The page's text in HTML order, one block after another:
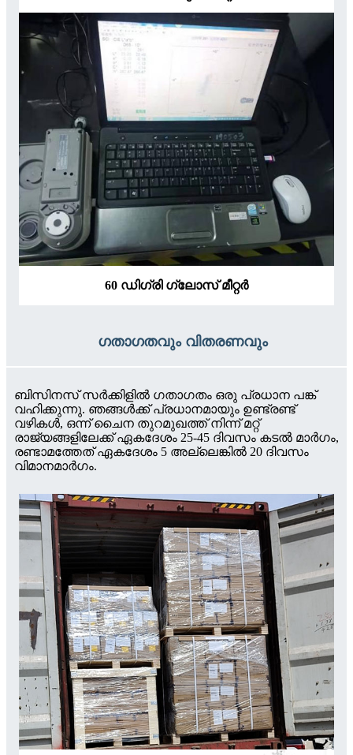
60 ഡിഗ്രി ഗ്ലോസ് മീറ്റർ
ഗതാഗതവും വിതരണവും
ബിസിനസ് സർക്കിളിൽ ഗതാഗതം ഒരു പ്രധാന പങ്ക്
വഹിക്കുന്നു. ഞങ്ങൾക്ക് പ്രധാനമായും ഉണ്ട്രണ്ട്
വഴികൾ, ഒന്ന് ചൈന തുറമുഖത്ത് നിന്ന് മറ്റ്
രാജ്യങ്ങളിലേക്ക് ഏകദേശം 25-45 ദിവസം കടൽ മാർഗം,
രണ്ടാമത്തേത് ഏകദേശം 5 അല്ലെങ്കിൽ 20 ദിവസം
വിമാനമാർഗം.